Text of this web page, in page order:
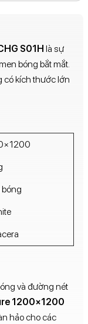
S01H là sự
bóng bắt mắt.
có kích thước lớn
và đường nét
1200×1200
hảo cho các